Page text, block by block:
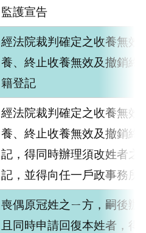
監護宣告
經法院裁判確定之收養無效
養、終止收養無效及撤銷終
籍登記
經法院裁判確定之收養無效
養、終止收養無效及撤銷終
記，得同時辦理須改姓者之
記，並得向任一戶政事務所
喪偶原冠姓之ㄧ方，嗣後辦
且同時申請回復本姓者，得